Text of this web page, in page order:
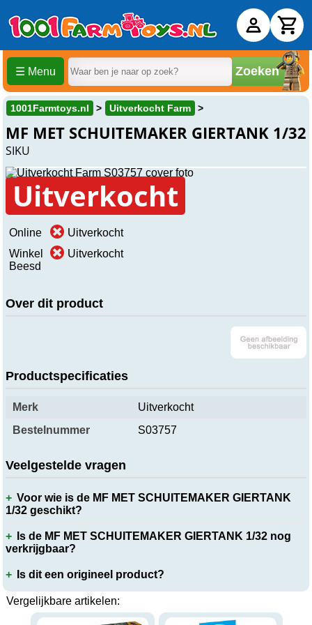
☰ Menu Zoeken
1001Farmtoys.nl Uitverkocht Farm
MF MET SCHUITEMAKER GIERTANK 1/32
SIKU
Uitverkocht
Online
Uitverkocht
Winkel
Beesd
Uitverkocht
Over dit product
Productspecificaties
Merk
Uitverkocht
Bestelnummer
S03757
Veelgestelde vragen
Voor wie is de MF MET SCHUITEMAKER GIERTANK
1/32 geschikt?
Is de MF MET SCHUITEMAKER GIERTANK 1/32 nog
verkrijgbaar?
Is dit een origineel product?
Vergelijkbare artikelen: